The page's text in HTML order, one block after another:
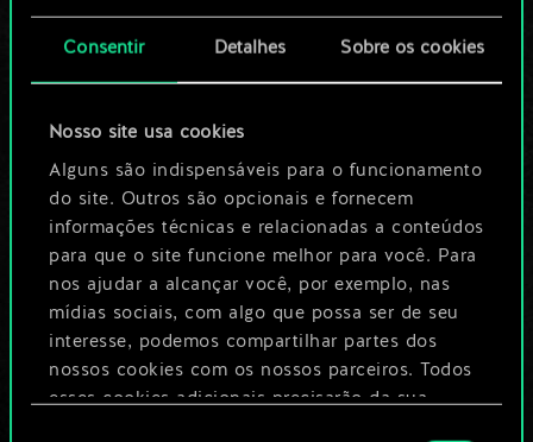
Consentir Detalhes Sobre os cookies
Nosso site usa cookies
Alguns são indispensáveis para o funcionamento
do site. Outros são opcionais e fornecem
informações técnicas e relacionadas a conteúdos
para que o site funcione melhor para você. Para
nos ajudar a alcançar você, por exemplo, nas
mídias sociais, com algo que possa ser de seu
interesse, podemos compartilhar partes dos
nossos cookies com os nossos parceiros. Todos
esses cookies adicionais precisarão da sua
compartilhado.
No entanto, dá para
ser muito mais!
Dê um nome para este baralho e crie
um guia
Editar baralho
OU